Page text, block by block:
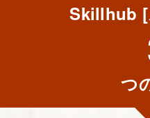
Skillhub [
つ